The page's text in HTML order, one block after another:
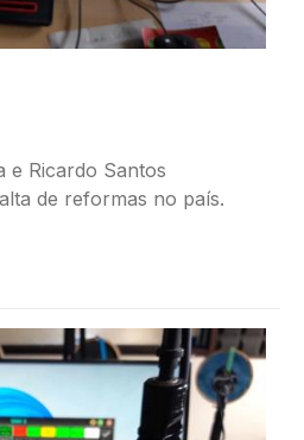
e Ricardo Santos
de reformas no país.